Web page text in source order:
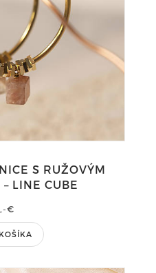
S RUŽOVÝM
LINE CUBE
€